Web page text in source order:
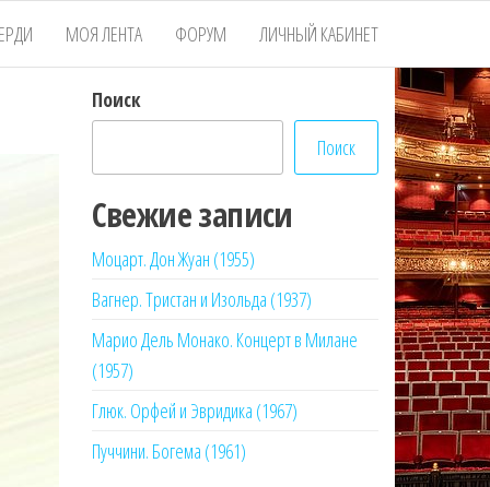
МОЯ ЛЕНТА ФОРУМ ЛИЧНЫЙ КАБИНЕТ
Поиск
Поиск
Свежие записи
Моцарт. Дон Жуан (1955)
Вагнер. Тристан и Изольда (1937)
Марио Дель Монако. Концерт в Милане
(1957)
Глюк. Орфей и Эвридика (1967)
Пуччини. Богема (1961)